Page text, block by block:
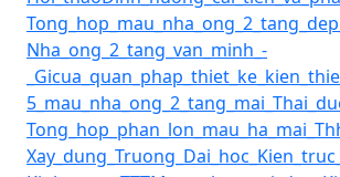
Nha_ong_2_tang_van_minh_-